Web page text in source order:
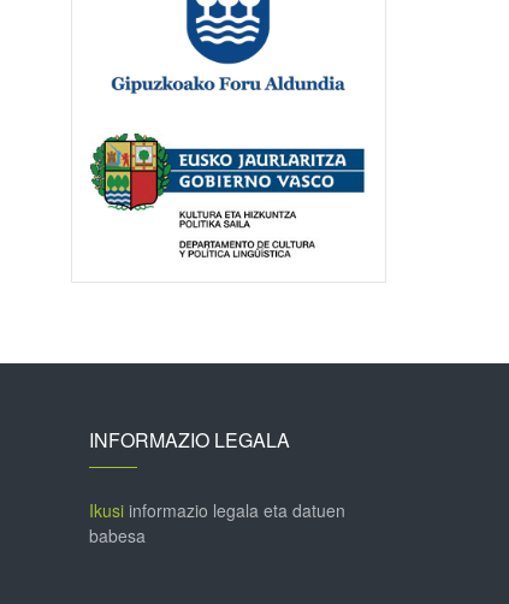
INFORMAZIO LEGALA
Ikusiinformazio legala eta datuen
babesa